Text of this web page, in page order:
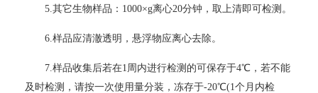
5.其它生物样品：1000×g离心20分钟，取上清即可检测。
6.样品应清澈透明，悬浮物应离心去除。
7.样品收集后若在1周内进行检测的可保存于4℃，若不能
及时检测，请按一次使用量分装，冻存于-20℃(1个月内检